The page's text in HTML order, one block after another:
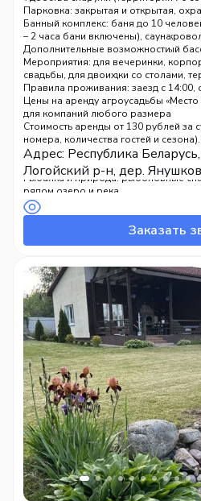
посуда и приборы, микроволновая
Кухня (общая или в номерах):
кофемашина, холодильник,
горячая вода
Ванные комнаты: раздельный
стиральная машина, гладильная
Общие зоны: банкетный зал на 20
Парковка: закрытая и открытая,
Банный комплекс: баня до 10
– 2 часа бани включены), сауна
Водные развлечения: каркасный
водоём для купания, надувная
Зоны отдыха: беседки со столами,
шезлонги
Зоны приготовления еды: зона
костровая зона (кострище)
Спорт и активность: велосипеды,
прогулки, площадка для волейбола,
бадминтон, дартс, теннис,
Детские зоны: детская игровая
Рыбалка и природа: рыболовные
рядом озеро и река
Оздоровительные процедуры: по
владельцев)
Дополнительные возможности
Мероприятия: для вечеринки,
свадьбы, для двоих
Правила проживания: заезд с 14:00,
животными (по согласованию)
Цены на аренду агроусадьбы «Место
для компаний любого размера
Стоимость аренды от 130 рублей за
номера, количества гостей и
целиком – 2 часа бани включены в
ваши даты уточняйте у владельцев.
Адрес: Республика
Логойский р-н, дер.
Заказать